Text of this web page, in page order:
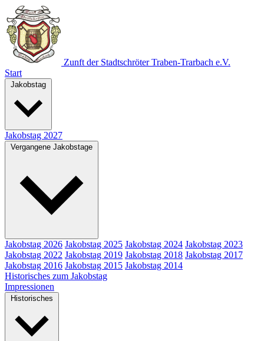
Zunft der Stadtschröter Traben-Trarbach e.V.
Start
Jakobstag 2027
Jakobstag 2026 Jakobstag 2025 Jakobstag 2024 Jakobstag 2023
Jakobstag 2022 Jakobstag 2019 Jakobstag 2018 Jakobstag 2017
Jakobstag 2016 Jakobstag 2015 Jakobstag 2014
Historisches zum Jakobstag
Impressionen